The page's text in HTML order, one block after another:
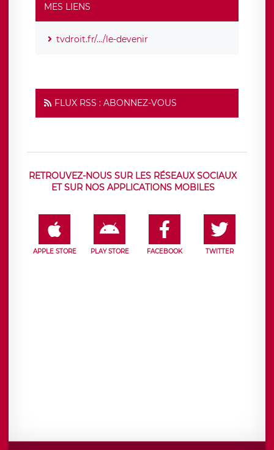
MES LIENS
tvdroit.fr/.../le-devenir
FLUX RSS : ABONNEZ-VOUS
RETROUVEZ-NOUS SUR LES RÉSEAUX SOCIAUX
ET SUR NOS APPLICATIONS MOBILES
APPLE STORE PLAY STORE FACEBOOK TWITTER